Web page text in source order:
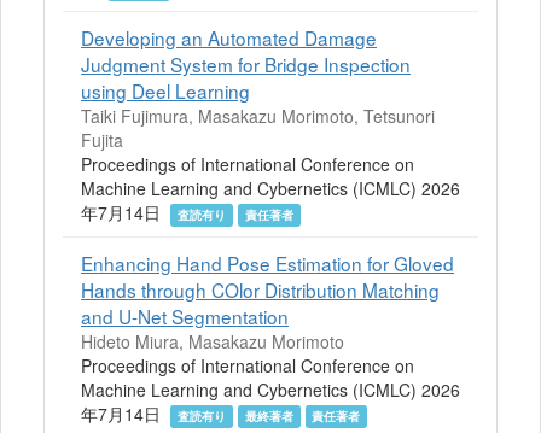
Developing an Automated Damage
Judgment System for Bridge Inspection
using Deel Learning
Taiki Fujimura, Masakazu Morimoto, Tetsunori
Fujita
Proceedings of International Conference on
Machine Learning and Cybernetics (ICMLC) 2026
年7月14日
査読有り 責任著者
Enhancing Hand Pose Estimation for Gloved
Hands through COlor Distribution Matching
and U-Net Segmentation
Hideto Miura, Masakazu Morimoto
Proceedings of International Conference on
Machine Learning and Cybernetics (ICMLC) 2026
年7月14日
査読有り 最終著者 責任著者